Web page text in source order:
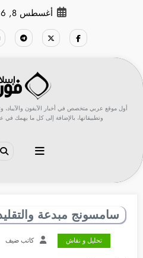
أغسطس 8, 2026
أول موقع عربي متخصص في أخبار الآيفون والآيباد،
وتطبيقاتها، بالإضافة إلى كل ما يهمك في
سامسونج مبدعة
تحليل و نقاش كاتب ضيف